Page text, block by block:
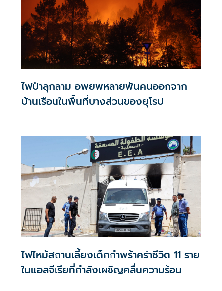
ไฟป่าลุกลาม อพยพหลายพันคนออกจาก
บ้านเรือนในพื้นที่บางส่วนของยุโรป
ไฟไหม้สถานเลี้ยงเด็กกำพร้าคร่าชีวิต 11 ราย
ในแอลจีเรียที่กำลังเผชิญคลื่นความร้อน